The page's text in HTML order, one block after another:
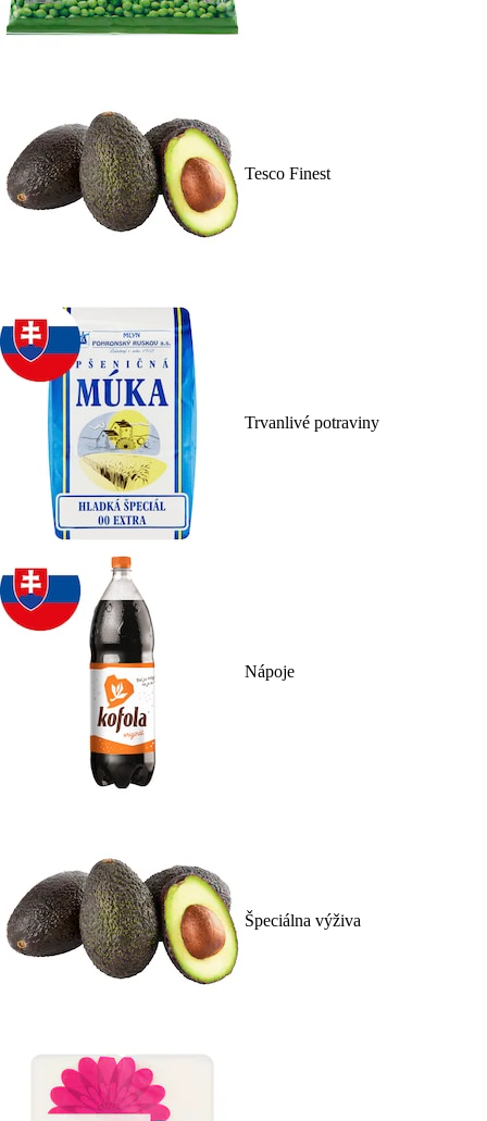
Tesco Finest
Trvanlivé potraviny
Nápoje
Špeciálna výživa